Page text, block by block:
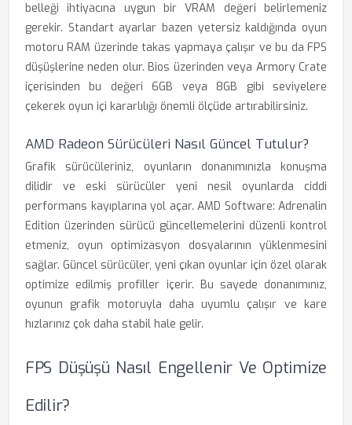
belleği ihtiyacına uygun bir VRAM değeri belirlemeniz
gerekir. Standart ayarlar bazen yetersiz kaldığında oyun
motoru RAM üzerinde takas yapmaya çalışır ve bu da FPS
düşüşlerine neden olur. Bios üzerinden veya Armory Crate
içerisinden bu değeri 6GB veya 8GB gibi seviyelere
çekerek oyun içi kararlılığı önemli ölçüde artırabilirsiniz.
AMD Radeon Sürücüleri Nasıl Güncel Tutulur?
Grafik sürücüleriniz, oyunların donanımınızla konuşma
dilidir ve eski sürücüler yeni nesil oyunlarda ciddi
performans kayıplarına yol açar. AMD Software: Adrenalin
Edition üzerinden sürücü güncellemelerini düzenli kontrol
etmeniz, oyun optimizasyon dosyalarının yüklenmesini
sağlar. Güncel sürücüler, yeni çıkan oyunlar için özel olarak
optimize edilmiş profiller içerir. Bu sayede donanımınız,
oyunun grafik motoruyla daha uyumlu çalışır ve kare
hızlarınız çok daha stabil hale gelir.
FPS Düşüşü Nasıl Engellenir Ve Optimize
Edilir?